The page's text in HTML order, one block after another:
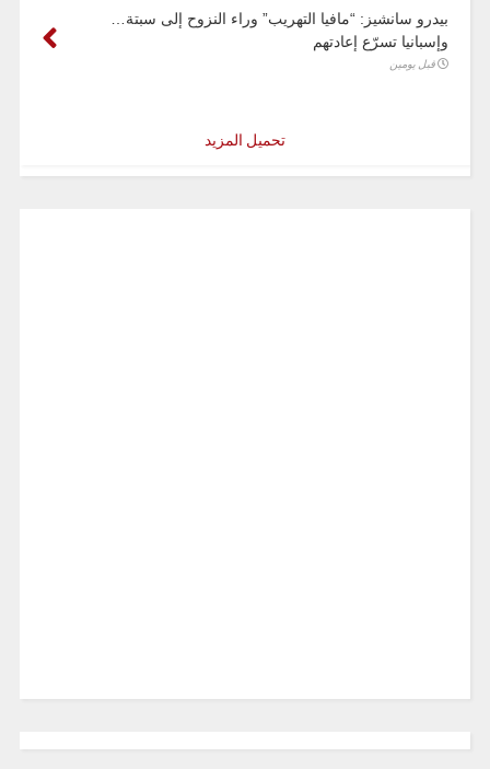
بيدرو سانشيز: “مافيا التهريب” وراء النزوح إلى سبتة…
وإسبانيا تسرّع إعادتهم
قبل يومين
تحميل المزيد